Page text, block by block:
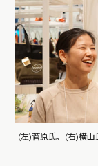
(左)菅原氏、(右)横山